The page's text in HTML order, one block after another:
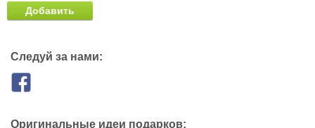
Добавить
Следуй за нами:
Оригинальные идеи подарков: